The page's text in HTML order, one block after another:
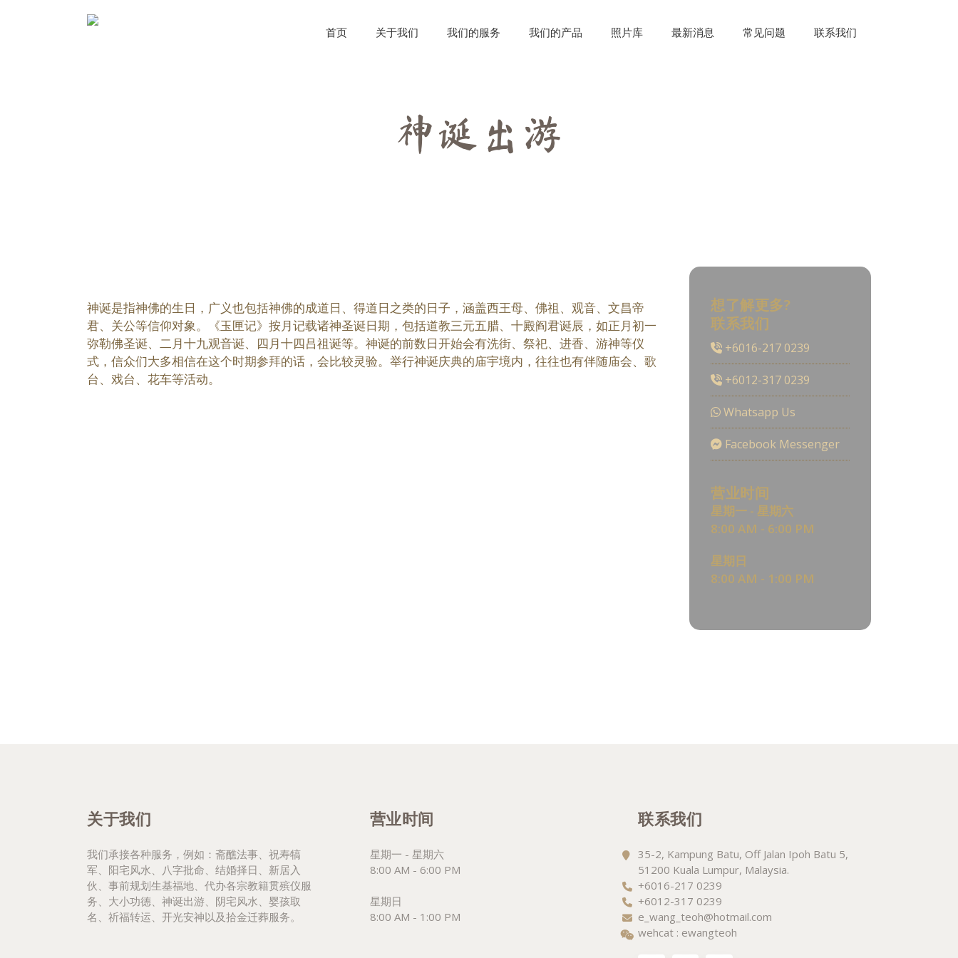
首页 关于我们 我们的服务 我们的产品 照片库 最新消息 常见问题 联系我们
神诞出游
神诞是指神佛的生日，广义也包括神佛的成道日、得道日之类的日子，涵盖西王母、佛祖、观音、文昌帝
君、关公等信仰对象。《玉匣记》按月记载诸神圣诞日期，包括道教三元五腊、十殿阎君诞辰，如正月初一
弥勒佛圣诞、二月十九观音诞、四月十四吕祖诞等。神诞的前数日开始会有洗街、祭祀、进香、游神等仪
式，信众们大多相信在这个时期参拜的话，会比较灵验。举行神诞庆典的庙宇境内，往往也有伴随庙会、歌
台、戏台、花车等活动。
想了解更多?
联系我们
+6016-217 0239
+6012-317 0239
Whatsapp Us
Facebook Messenger
营业时间
星期一 - 星期六
8:00 AM - 6:00 PM
星期日
8:00 AM - 1:00 PM
关于我们
我们承接各种服务，例如：斋醮法事、祝寿犒
军、阳宅风水、八字批命、结婚择日、新居入
伙、事前规划生基福地、代办各宗教籍贯殡仪服
务、大小功德、神诞出游、阴宅风水、婴孩取
名、祈福转运、开光安神以及拾金迁葬服务。
营业时间
星期一 - 星期六
8:00 AM - 6:00 PM
星期日
8:00 AM - 1:00 PM
联系我们
35-2, Kampung Batu, Off Jalan Ipoh Batu 5,
51200 Kuala Lumpur, Malaysia.
+6016-217 0239
+6012-317 0239
e_wang_teoh@hotmail.com
wehcat : ewangteoh